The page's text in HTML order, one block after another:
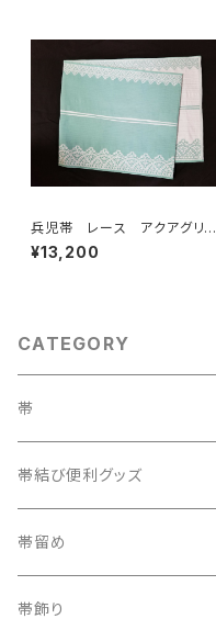
兵児帯 レース アクアグリー
ン(リバーシブル)
¥13,200
CATEGORY
帯
織兵児帯
半幅帯
夏帯
京袋帯
帯結び便利グッズ
カラー三重紐
自装用カラー三重紐
帯留め
古布
帯飾り